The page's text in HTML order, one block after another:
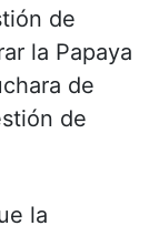
de
la Papaya
de
de
la